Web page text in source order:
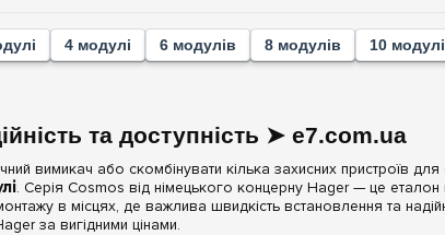
4 модулі 6 модулів 8 модулів 10
та доступність ➤ e7.com.ua
вимикач або скомбінувати кілька захисних пристроїв для
. Серія Cosmos від німецького концерну Hager — це еталон
в місцях, де важлива швидкість встановлення та
за вигідними цінами.